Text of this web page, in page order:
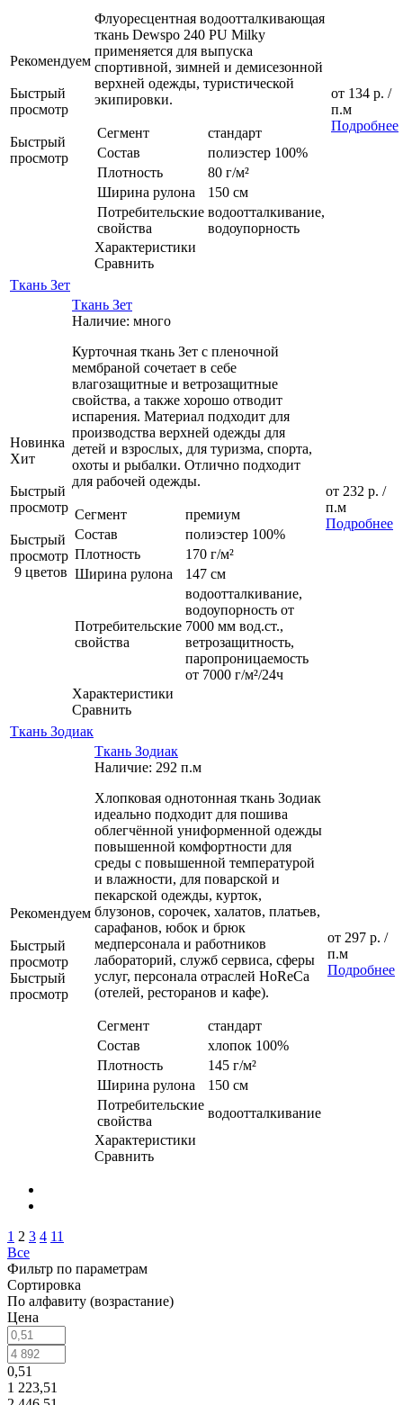
Рекомендуем
Быстрый
просмотр
Быстрый
просмотр
Флуоресцентная водоотталкивающая
ткань Dewspo 240 PU Milky
применяется для выпуска
спортивной, зимней и демисезонной
верхней одежды, туристической
экипировки.
Сегмент
стандарт
Состав
полиэстер 100%
Плотность
80 г/м²
Ширина рулона
150 см
Потребительские
свойства
водоотталкивание,
водоупорность
Характеристики
Сравнить
от 134 р. /
п.м
Подробнее
Ткань Зет
Новинка
Хит
Быстрый
просмотр
Быстрый
просмотр
9 цветов
Ткань Зет
Наличие: много
Курточная ткань Зет с пленочной
мембраной сочетает в себе
влагозащитные и ветрозащитные
свойства, а также хорошо отводит
испарения. Материал подходит для
производства верхней одежды для
детей и взрослых, для туризма, спорта,
охоты и рыбалки. Отлично подходит
для рабочей одежды.
Сегмент
премиум
Состав
полиэстер 100%
Плотность
170 г/м²
Ширина рулона
147 см
Потребительские
свойства
водоотталкивание,
водоупорность от
7000 мм вод.ст.,
ветрозащитность,
паропроницаемость
от 7000 г/м²/24ч
Характеристики
Сравнить
от 232 р. /
п.м
Подробнее
Ткань Зодиак
Рекомендуем
Быстрый
просмотр
Быстрый
просмотр
Ткань Зодиак
Наличие: 292 п.м
Хлопковая однотонная ткань Зодиак
идеально подходит для пошива
облегчённой униформенной одежды
повышенной комфортности для
среды с повышенной температурой
и влажности, для поварской и
пекарской одежды, курток,
блузонов, сорочек, халатов, платьев,
сарафанов, юбок и брюк
медперсонала и работников
лабораторий, служб сервиса, сферы
услуг, персонала отраслей HoReCa
(отелей, ресторанов и кафе).
Сегмент
стандарт
Состав
хлопок 100%
Плотность
145 г/м²
Ширина рулона
150 см
Потребительские
свойства
водоотталкивание
Характеристики
Сравнить
от 297 р. /
п.м
Подробнее
1 2 3 4 11
Все
Фильтр по параметрам
Сортировка
По алфавиту (возрастание)
Цена
0,51
1 223,51